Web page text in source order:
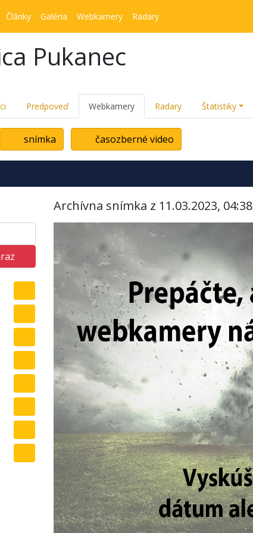
Články Galéria Webkamery Radary
Pukanec
Predpoveď Webkamery Radary Štatistiky
snímka časozberné video
Archívna snímka z 11.03.2023, 04:38